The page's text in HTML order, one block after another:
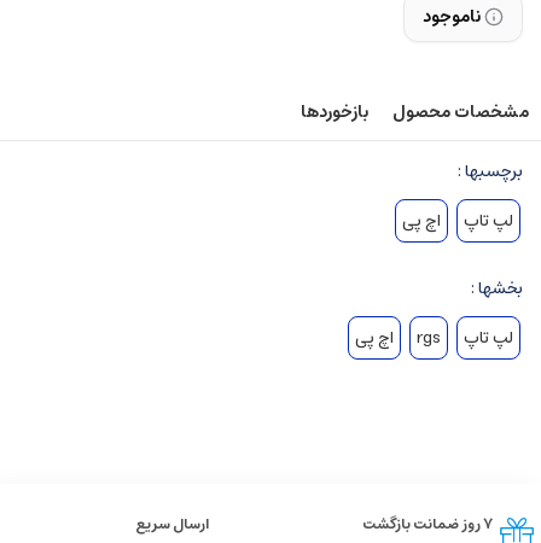
ناموجود
مشخصات محصول بازخوردها
برچسبها :
لپ تاپ
اچ پی
بخشها :
لپ تاپ
rgs اچ پی
۷ روز ضمانت بازگشت
ارسال سریع